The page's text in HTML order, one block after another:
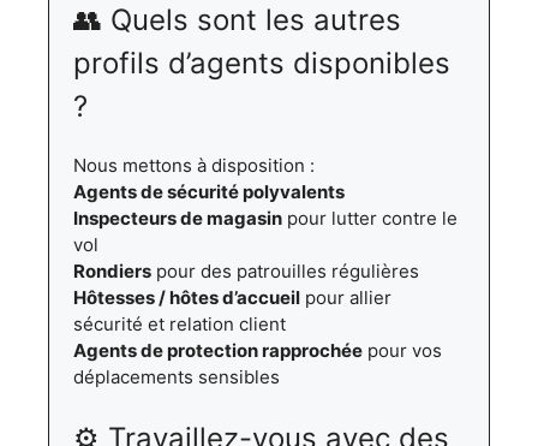
👥 Quels sont les autres
profils d’agents disponibles
?
Nous mettons à disposition :
Agents de sécurité polyvalents
Inspecteurs de magasin pour lutter contre le
vol
Rondiers pour des patrouilles régulières
Hôtesses / hôtes d’accueil pour allier
sécurité et relation client
Agents de protection rapprochée pour vos
déplacements sensibles
⚙️ Travaillez-vous avec des